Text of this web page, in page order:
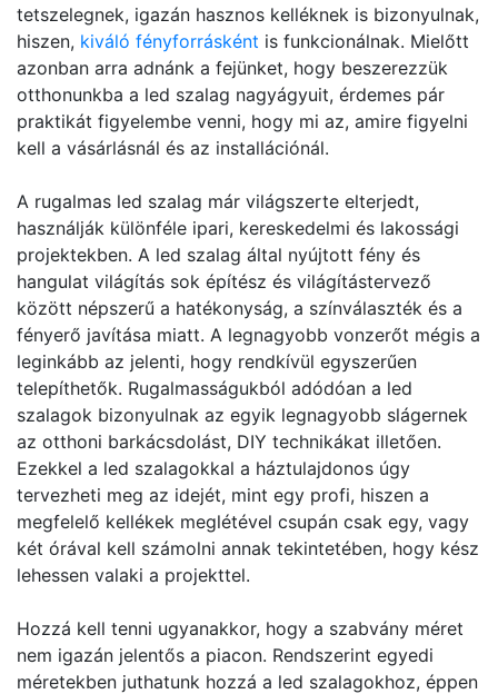
tetszelegnek, igazán hasznos kelléknek is bizonyulnak,
hiszen, kiváló fényforrásként is funkcionálnak. Mielőtt
azonban arra adnánk a fejünket, hogy beszerezzük
otthonunkba a led szalag nagyágyuit, érdemes pár
praktikát figyelembe venni, hogy mi az, amire figyelni
kell a vásárlásnál és az installációnál.
A rugalmas led szalag már világszerte elterjedt,
használják különféle ipari, kereskedelmi és lakossági
projektekben. A led szalag által nyújtott fény és
hangulat világítás sok építész és világítástervező
között népszerű a hatékonyság, a színválaszték és a
fényerő javítása miatt. A legnagyobb vonzerőt mégis a
leginkább az jelenti, hogy rendkívül egyszerűen
telepíthetők. Rugalmasságukból adódóan a led
szalagok bizonyulnak az egyik legnagyobb slágernek
az otthoni barkácsdolást, DIY technikákat illetően.
Ezekkel a led szalagokkal a háztulajdonos úgy
tervezheti meg az idejét, mint egy profi, hiszen a
megfelelő kellékek meglétével csupán csak egy, vagy
két órával kell számolni annak tekintetében, hogy kész
lehessen valaki a projekttel.
Hozzá kell tenni ugyanakkor, hogy a szabvány méret
nem igazán jelentős a piacon. Rendszerint egyedi
méretekben juthatunk hozzá a led szalagokhoz, éppen